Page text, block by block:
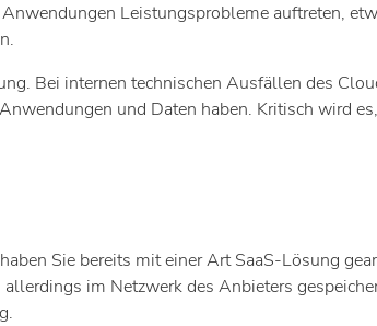
Leistungsprobleme auftreten,
Bei internen technischen Ausfällen des
und Daten haben. Kritisch wird
Sie bereits mit einer Art SaaS-Lösung
im Netzwerk des Anbieters